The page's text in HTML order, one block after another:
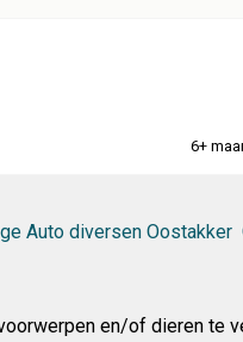
6+
Auto diversen Oostakker
en/of dieren te